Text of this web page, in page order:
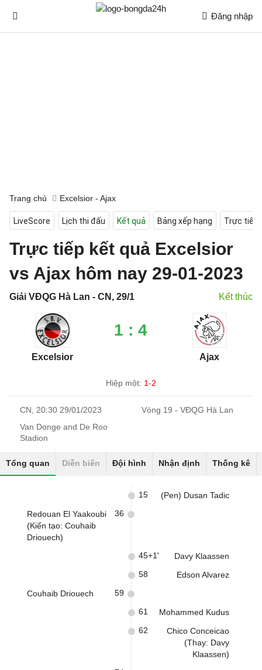
Đăng nhập
Trang chủ Excelsior - Ajax
LiveScore Lịch thi đấu Kết quả Bảng xếp hạng Trực tiếp
Trực tiếp kết quả Excelsior
vs Ajax hôm nay 29-01-2023
Giải VĐQG Hà Lan - CN, 29/1 Kết thúc
Excelsior
1 : 4
Ajax
Hiệp một: 1-2
CN, 20:30 29/01/2023
Vòng 19 - VĐQG Hà Lan
Van Donge and De Roo
Stadion
Tổng quan Diễn biến Đội hình Nhận định Thống kê
(Pen) Dusan Tadic
15
Redouan El Yaakoubi
(Kiến tạo: Couhaib
Driouech)
36
Davy Klaassen
45+1'
Edson Alvarez
58
Couhaib Driouech 59
Mohammed Kudus
61
Chico Conceicao
(Thay: Davy
Klaassen)
62